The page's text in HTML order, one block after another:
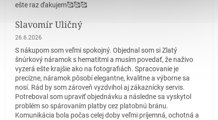
ešte raz ďakujem🥰🥰🥰
Slavomír Uličný
Hodnotenie obchodu je 5 z 5 hviezdičiek.
26.6.2026
S nákupom som veľmi spokojný. Objednal som si Zlatý
šnúrkový náramok s hematitmi a musím povedať, že naživo
vyzerá ešte krajšie ako na fotografiách. Spracovanie je
precízne, náramok pôsobí elegantne, kvalitne a výborne sa
nosí. Rád by som zároveň vyzdvihol aj zákaznícky servis.
Potreboval som upraviť objednávku a následne sa vyskytol
problém so spárovaním platby cez platobnú bránu.
Komunikácia bola počas celej doby veľmi príjemná, ochotná a